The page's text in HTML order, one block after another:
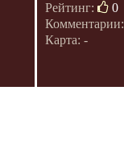
Рейтинг:
0
Комментарии:
Карта: -